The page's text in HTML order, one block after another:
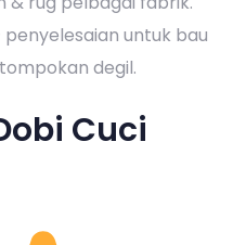
penyelesaian untuk bau
degil.
Cuci